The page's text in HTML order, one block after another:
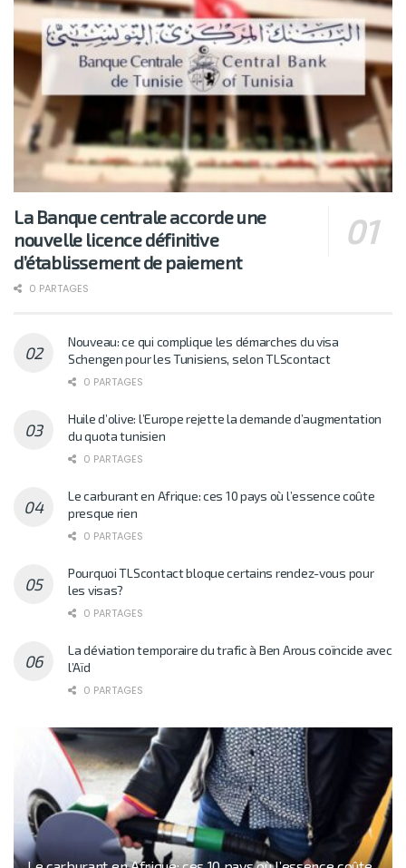
La Banque centrale accorde une
nouvelle licence définitive
d’établissement de paiement
0 PARTAGES
Nouveau: ce qui complique les démarches du visa
Schengen pour les Tunisiens, selon TLScontact
0 PARTAGES
Huile d’olive: l’Europe rejette la demande d’augmentation
du quota tunisien
0 PARTAGES
Le carburant en Afrique: ces 10 pays où l’essence coûte
presque rien
0 PARTAGES
Pourquoi TLScontact bloque certains rendez-vous pour
les visas?
0 PARTAGES
La déviation temporaire du trafic à Ben Arous coïncide avec
l’Aïd
0 PARTAGES